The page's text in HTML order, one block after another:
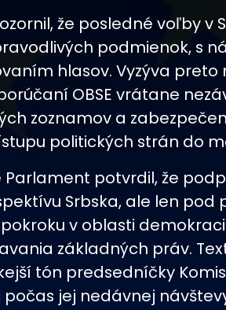
že posledné voľby v
podmienok, s
hlasov. Vyzýva preto
OBSE vrátane
zoznamov a
politických strán do
Parlament potvrdil, že
Srbska, ale len pod
v oblasti
základných práv.
tón predsedníčky
jej nedávnej